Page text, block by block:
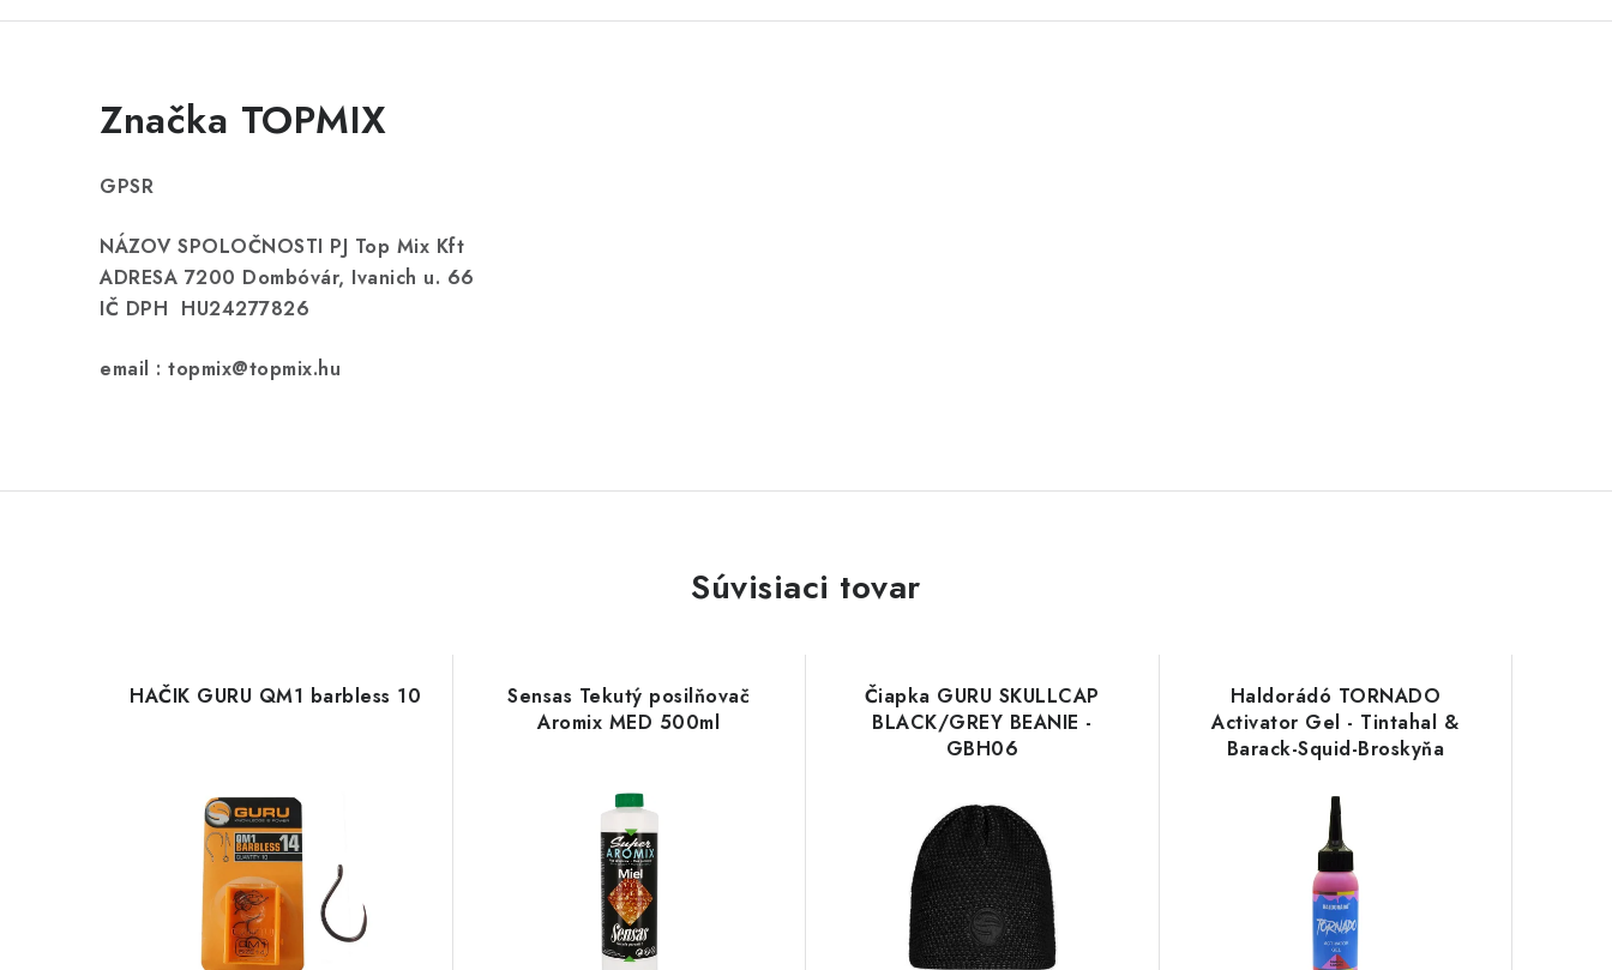
Značka TOPMIX
GPSR
NÁZOV SPOLOČNOSTI PJ Top Mix Kft
ADRESA 7200 Dombóvár, Ivanich u. 66
IČ DPH HU24277826
email : topmix@topmix.hu
Súvisiaci tovar
HAČIK GURU QM1 barbless 10
Sensas Tekutý posilňovač
Aromix MED 500ml
Čiapka GURU SKULLCAP
BLACK/GREY BEANIE -
GBH06
Haldorádó TORNADO
Activator Gel - Tintahal &
Barack-Squid-Broskyňa